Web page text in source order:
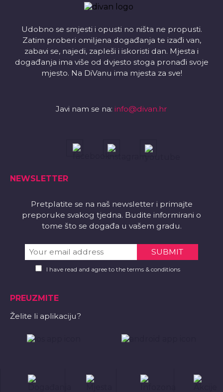
Udobno se smjesti i opusti no ništa ne propusti.
Zatim proberi omiljena događanja te izađi van,
zabavi se, najedi, zapleši i iskoristi dan. Mjesta i
događanja ima više od dvjesto stoga pronađi svoje
mjesto. Na DiVanu ima mjesta za sve!
Javi nam se na: info@divan.hr
NEWSLETTER
Pretplatite se na naš newsletter i primajte
preporuke svakog tjedna. Budite informirani o
tome što se događa u vašem gradu.
I have read and agree to the terms & conditions
PREUZMITE
Želite li aplikaciju?